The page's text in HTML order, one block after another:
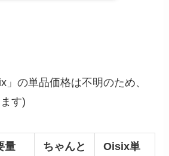
の単品価格は不明のため、
す)
量
ちゃんと
Oisix単